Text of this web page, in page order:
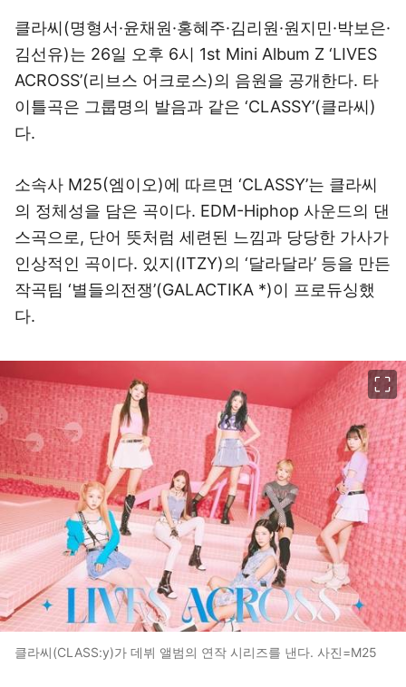
클라씨(명형서·윤채원·홍혜주·김리원·원지민·박보은·
김선유)는 26일 오후 6시 1st Mini Album Z ‘LIVES
ACROSS’(리브스 어크로스)의 음원을 공개한다. 타
이틀곡은 그룹명의 발음과 같은 ‘CLASSY’(클라씨)
다.
소속사 M25(엠이오)에 따르면 ‘CLASSY’는 클라씨
의 정체성을 담은 곡이다. EDM-Hiphop 사운드의 댄
스곡으로, 단어 뜻처럼 세련된 느낌과 당당한 가사가
인상적인 곡이다. 있지(ITZY)의 ‘달라달라’ 등을 만든
작곡팀 ‘별들의전쟁’(GALACTIKA *)이 프로듀싱했
다.
클라씨(CLASS:y)가 데뷔 앨범의 연작 시리즈를 낸다. 사진=M25